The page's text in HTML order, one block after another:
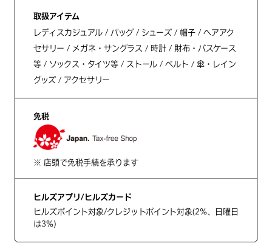
取扱アイテム
レディスカジュアル / バッグ / シューズ / 帽子 / ヘアアク
セサリー / メガネ・サングラス / 時計 / 財布・パスケース
等 / ソックス・タイツ等 / ストール / ベルト / 傘・レイン
グッズ / アクセサリー
免税
※ 店頭で免税手続を承ります
ヒルズアプリ/ヒルズカード
ヒルズポイント対象/クレジットポイント対象(2%、日曜日
は3%)